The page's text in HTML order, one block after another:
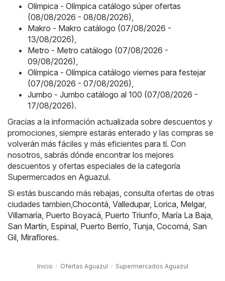
Olímpica - Olímpica catálogo súper ofertas
(08/08/2026 - 08/08/2026)
Makro - Makro catálogo (07/08/2026 -
13/08/2026)
Metro - Metro catálogo (07/08/2026 -
09/08/2026)
Olímpica - Olímpica catálogo viernes para festejar
(07/08/2026 - 07/08/2026)
Jumbo - Jumbo catálogo al 100 (07/08/2026 -
17/08/2026).
Gracias a la información actualizada sobre descuentos y
promociones, siempre estarás enterado y las compras se
volverán más fáciles y más eficientes para tí. Con
nosotros, sabrás dónde encontrar los mejores
descuentos y ofertas especiales de la categoría
Supermercados en Aguazul.
Si estás buscando más rebajas, consulta ofertas de otras
ciudades tambien, Chocontá Valledupar, Lorica Melgar,
Villamaría Puerto Boyacá Puerto Triunfo María La Baja
San Martín Espinal Puerto Berrío Tunja Cocorná San
Gil Miraflores.
Inicio Ofertas Aguazul Supermercados Aguazul